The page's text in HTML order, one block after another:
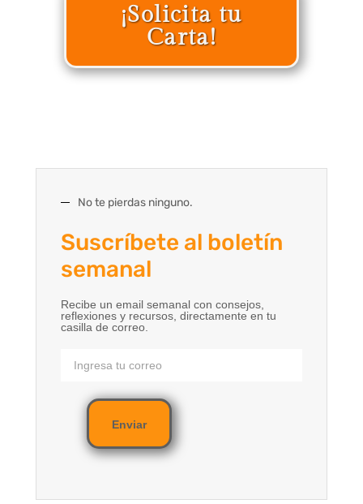
¡Solicita tu
Carta!
No te pierdas ninguno.
Suscríbete al boletín
semanal
Recibe un email semanal con consejos,
reflexiones y recursos, directamente en tu
casilla de correo.
Enviar